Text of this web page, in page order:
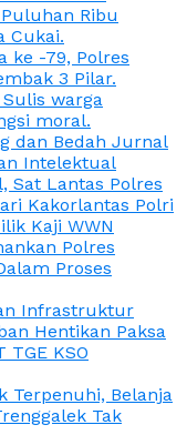
Ribu
Cukai.
ke -79, Polres
3 Pilar.
warga
moral.
dan Bedah Jurnal
Intelektual
Sat Lantas Polres
Kakorlantas Polri
Kaji WWN
Polres
Proses
Infrastruktur
Hentikan Paksa
TGE KSO
Terpenuhi, Belanja
Tak